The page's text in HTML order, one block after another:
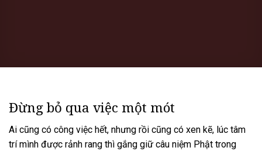
Đừng bỏ qua việc một mót
Ai cũng có công việc hết, nhưng rồi cũng có xen kẽ, lúc tâm
trí mình được rảnh rang thì gắng giữ câu niệm Phật trong